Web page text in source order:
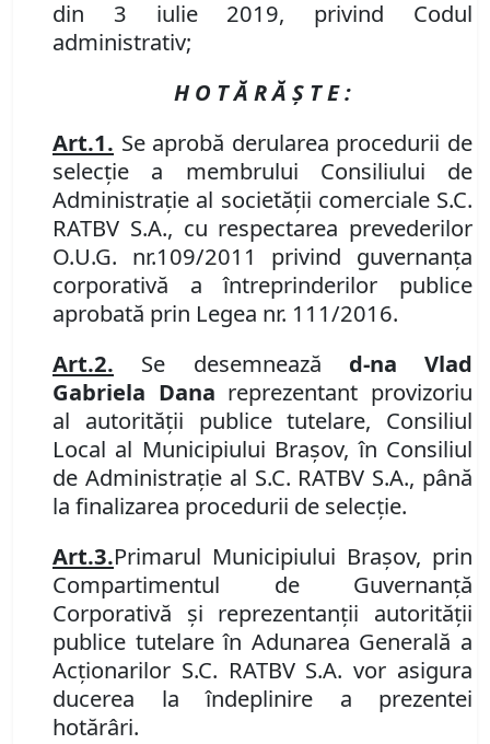
din 3 iulie 2019, privind Codul
administrativ;
H O T Ă R Ă Ş T E :
Art.1. Se aprobă derularea procedurii de
selecţie a membrului Consiliului de
Administraţie al societăţii comerciale S.C.
RATBV S.A., cu respectarea prevederilor
O.U.G. nr.109/2011 privind guvernanţa
corporativă a întreprinderilor publice
aprobată prin Legea nr. 111/2016.
Art.2. Se desemnează d-na Vlad
Gabriela Dana reprezentant provizoriu
al autorităţii publice tutelare, Consiliul
Local al Municipiului Braşov, în Consiliul
de Administraţie al S.C. RATBV S.A., până
la finalizarea procedurii de selecţie.
Art.3.Primarul Municipiului Braşov, prin
Compartimentul de Guvernanţă
Corporativă şi reprezentanţii autorităţii
publice tutelare în Adunarea Generală a
Acţionarilor S.C. RATBV S.A. vor asigura
ducerea la îndeplinire a prezentei
hotărâri.